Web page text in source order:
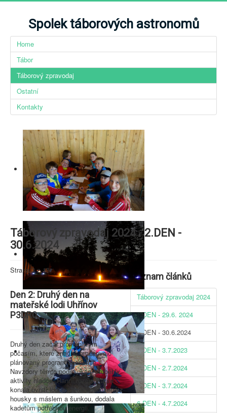
Spolek táborových astronomů
Home
Tábor
Táborový zpravodaj
Ostatní
Kontakty
Táborový zpravodaj 2024 - 2.DEN -
30.6.2024
Seznam článků
Táborový zpravodaj 2024
1.DEN - 29.6. 2024
2.DEN - 30.6.2024
3.DEN - 3.7.2023
4.DEN - 2.7.2024
5.DEN - 3.7.2024
6.DEN - 4.7.2024
Strana 3 z 15
Den 2: Druhý den na
mateřské lodi Uhřínov
P3DR0
Druhý den začal proměnlivým
počasím, které značně omezovalo
plánovaný program akademie.
Navzdory těmto podmínkám proběhly
aktivity hladce. Ranní rozcvička se
konala uvnitř lodi a snídaně, složená z
housky s máslem a šunkou, dodala
kadetům potřebnou energii.